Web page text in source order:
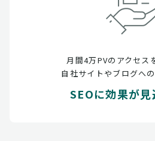
月間4万PVのアクセス
自社サイトやブログへ
SEOに効果が見